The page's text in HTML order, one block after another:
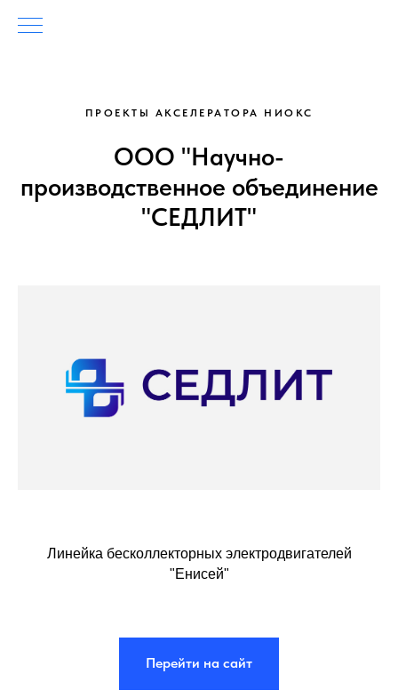
ПРОЕКТЫ АКСЕЛЕРАТОРА НИОКС
ООО "Научно-
производственное объединение
"СЕДЛИТ"
Линейка бесколлекторных электродвигателей
"Енисей"
Перейти на сайт